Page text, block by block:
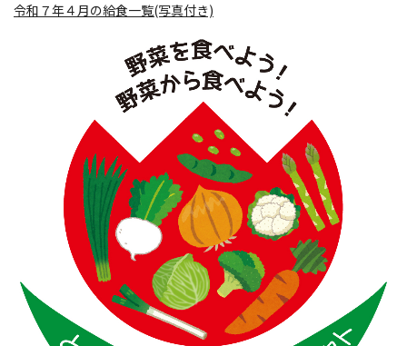
令和７年４月の給食一覧(写真付き)